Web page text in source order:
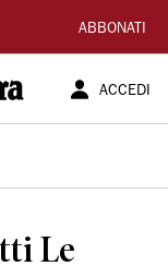
ABBONATI
ACCEDI
Le